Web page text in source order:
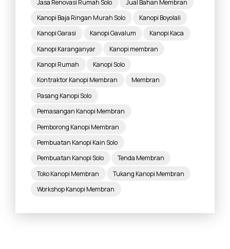
Jasa Renovasi Rumah Solo
Jual Bahan Membran
Kanopi Baja Ringan Murah Solo
Kanopi Boyolali
Kanopi Garasi
Kanopi Gavalum
Kanopi Kaca
Kanopi Karanganyar
Kanopi membran
Kanopi Rumah
Kanopi Solo
Kontraktor Kanopi Membran
Membran
Pasang Kanopi Solo
Pemasangan Kanopi Membran
Pemborong Kanopi Membran
Pembuatan Kanopi Kain Solo
Pembuatan Kanopi Solo
Tenda Membran
Toko Kanopi Membran
Tukang Kanopi Membran
Workshop Kanopi Membran